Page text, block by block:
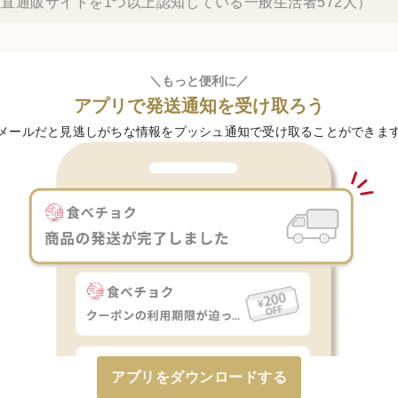
＼もっと便利に／
アプリで発送通知を受け取ろう
ールだと見逃しがちな情報をプッシュ通知で受け取ることができま
アプリをダウンロードする